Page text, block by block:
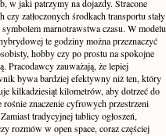
w jaki patrzymy na dojazdy. Stracone
czy zatłoczonych środkach transportu stały
marnotrawstwa czasu. W modelu
te godziny można przeznaczyć
hobby czy po prostu na spokojne
Pracodawcy zauważają, że lepiej
bywa bardziej efektywny niż ten, który
kilkadziesiąt kilometrów, aby dotrzeć do
znaczenie cyfrowych przestrzeni
tradycyjnej tablicy ogłoszeń,
rozmów w open space, coraz częściej